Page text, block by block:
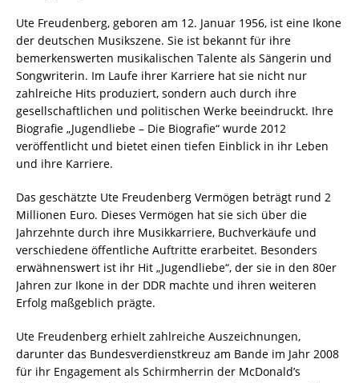
Ute Freudenberg, geboren am 12. Januar 1956, ist eine Ikone
der deutschen Musikszene. Sie ist bekannt für ihre
bemerkenswerten musikalischen Talente als Sängerin und
Songwriterin. Im Laufe ihrer Karriere hat sie nicht nur
zahlreiche Hits produziert, sondern auch durch ihre
gesellschaftlichen und politischen Werke beeindruckt. Ihre
Biografie „Jugendliebe – Die Biografie“ wurde 2012
veröffentlicht und bietet einen tiefen Einblick in ihr Leben
und ihre Karriere.
Das geschätzte Ute Freudenberg Vermögen beträgt rund 2
Millionen Euro. Dieses Vermögen hat sie sich über die
Jahrzehnte durch ihre Musikkarriere, Buchverkäufe und
verschiedene öffentliche Auftritte erarbeitet. Besonders
erwähnenswert ist ihr Hit „Jugendliebe“, der sie in den 80er
Jahren zur Ikone in der DDR machte und ihren weiteren
Erfolg maßgeblich prägte.
Ute Freudenberg erhielt zahlreiche Auszeichnungen,
darunter das Bundesverdienstkreuz am Bande im Jahr 2008
für ihr Engagement als Schirmherrin der McDonald’s